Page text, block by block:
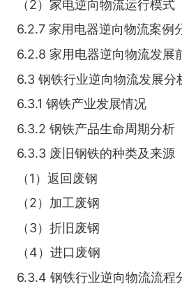
（2）家电逆向物流运行模式
6.2.7 家用电器逆向物流案例
6.2.8 家用电器逆向物流发展
6.3 钢铁行业逆向物流发展分
6.3.1 钢铁产业发展情况
6.3.2 钢铁产品生命周期分析
6.3.3 废旧钢铁的种类及来源
（1）返回废钢
（2）加工废钢
（3）折旧废钢
（4）进口废钢
6.3.4 钢铁行业逆向物流流程